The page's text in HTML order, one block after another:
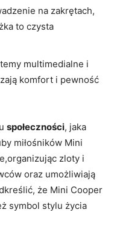
na zakrętach,
to czysta
multimedialne i
komfort i pewność
społeczności, jaka
miłośników Mini
zloty i
oraz umożliwiają
że Mini Cooper
symbol stylu życia